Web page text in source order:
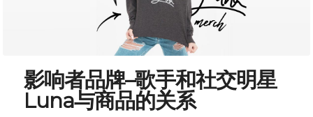
影响者品牌–歌手和社交明星
Luna与商品的关系